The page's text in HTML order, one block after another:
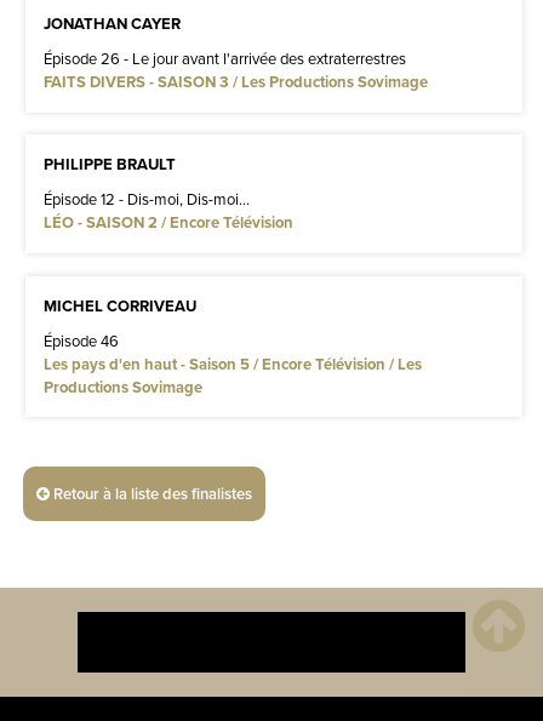
JONATHAN CAYER
Épisode 26 - Le jour avant l'arrivée des extraterrestres
FAITS DIVERS - SAISON 3 / Les Productions Sovimage
PHILIPPE BRAULT
Épisode 12 - Dis-moi, Dis-moi...
LÉO - SAISON 2 / Encore Télévision
MICHEL CORRIVEAU
Épisode 46
Les pays d'en haut - Saison 5 / Encore Télévision / Les
Productions Sovimage
Retour à la liste des finalistes